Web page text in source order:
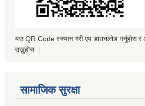
यस QR Code स्क्यान गरी एप डाउनलोड गर्नुहोस र
राख्नुहोस ।
सामाजिक सुरक्षा